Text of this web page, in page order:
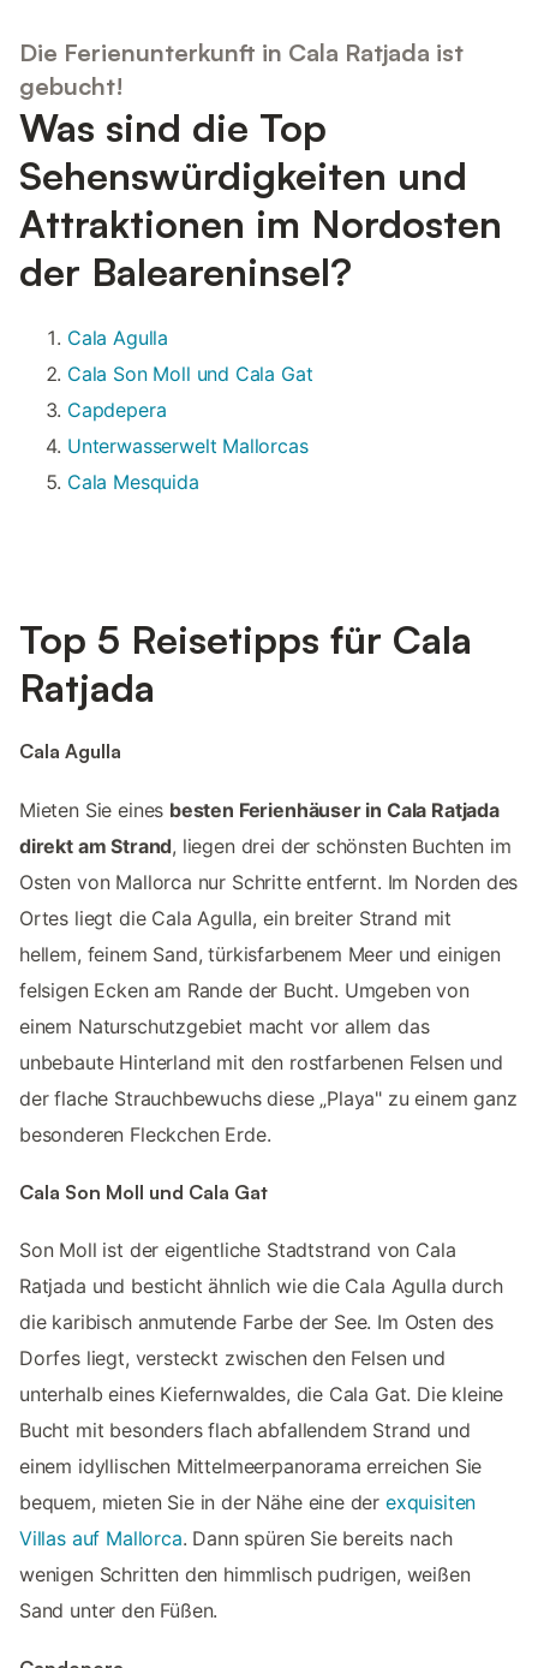
Die Ferienunterkunft in Cala Ratjada ist
gebucht!
Was sind die Top
Sehenswürdigkeiten und
Attraktionen im Nordosten
der Baleareninsel?
Cala Agulla
Cala Son Moll und Cala Gat
Capdepera
Unterwasserwelt Mallorcas
Cala Mesquida
Top 5 Reisetipps für Cala
Ratjada
Cala Agulla
Mieten Sie eines besten Ferienhäuser in Cala Ratjada
direkt am Strand, liegen drei der schönsten Buchten im
Osten von Mallorca nur Schritte entfernt. Im Norden des
Ortes liegt die Cala Agulla, ein breiter Strand mit
hellem, feinem Sand, türkisfarbenem Meer und einigen
felsigen Ecken am Rande der Bucht. Umgeben von
einem Naturschutzgebiet macht vor allem das
unbebaute Hinterland mit den rostfarbenen Felsen und
der flache Strauchbewuchs diese „Playa" zu einem ganz
besonderen Fleckchen Erde.
Cala Son Moll und Cala Gat
Son Moll ist der eigentliche Stadtstrand von Cala
Ratjada und besticht ähnlich wie die Cala Agulla durch
die karibisch anmutende Farbe der See. Im Osten des
Dorfes liegt, versteckt zwischen den Felsen und
unterhalb eines Kiefernwaldes, die Cala Gat. Die kleine
Bucht mit besonders flach abfallendem Strand und
einem idyllischen Mittelmeerpanorama erreichen Sie
bequem, mieten Sie in der Nähe eine der exquisiten
Villas auf Mallorca. Dann spüren Sie bereits nach
wenigen Schritten den himmlisch pudrigen, weißen
Sand unter den Füßen.